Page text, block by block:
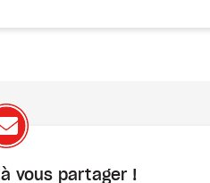
vous partager !